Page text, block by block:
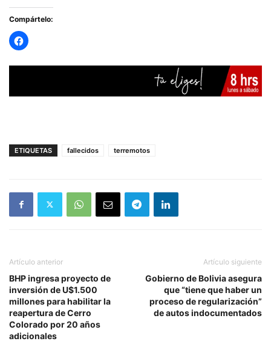
Compártelo:
ETIQUETAS fallecidos terremotos
Artículo anterior
BHP ingresa proyecto de
inversión de U$1.500
millones para habilitar la
reapertura de Cerro
Colorado por 20 años
adicionales
Artículo siguiente
Gobierno de Bolivia asegura
que “tiene que haber un
proceso de regularización”
de autos indocumentados